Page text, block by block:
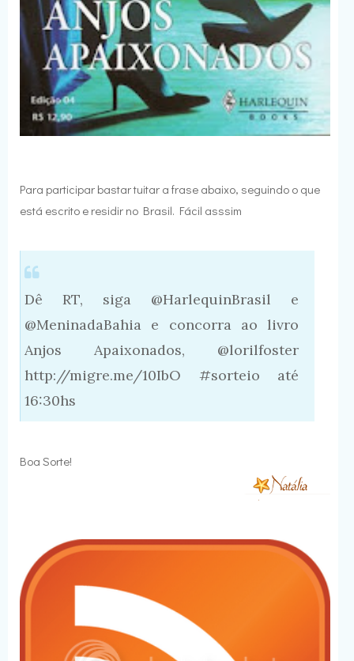
Para participar bastar tuitar a frase abaixo, seguindo o que
está escrito e residir no Brasil. Fácil asssim
Dê RT, siga @HarlequinBrasil e
@MeninadaBahia e concorra ao livro
Anjos Apaixonados, @lorilfoster
http://migre.me/10IbO #sorteio até
16:30hs
Boa Sorte!